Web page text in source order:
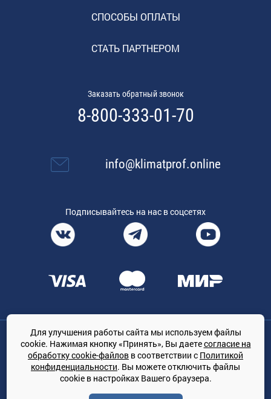
СПОСОБЫ ОПЛАТЫ
СТАТЬ ПАРТНЕРОМ
Заказать обратный звонок
8-800-333-01-70
info@klimatprof.online
Подписывайтесь на нас в соцсетях
Общество с ограниченной ответственностью «ТРЕЙДКОН», ОГРН:
1167847364079, 197022, г. Санкт-Петербург, проспект Медиков, 7
КЛИМАТПРОФ.ONLINE - оптовая продажа кондиционеров и
климатической техники на территории РФ
© Сайт принадлежит ООО «ТРЕЙДКОН»
Для улучшения работы сайта мы используем файлы
cookie. Нажимая кнопку «Принять», Вы даетесогласие на
обработку cookie-файлов в соответствии с Политикой
конфиденциальности. Вы можете отключить файлы
cookie в настройках Вашего браузера.